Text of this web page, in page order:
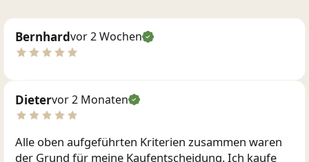
Bernhardvor 2 Wochen
Dietervor 2 Monaten
Alle oben aufgeführten Kriterien zusammen waren
der Grund für meine Kaufentscheidung. Ich kaufe